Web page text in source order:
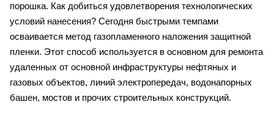
порошка. Как добиться удовлетворения технологических
условий нанесения? Сегодня быстрыми темпами
осваивается метод газопламенного наложения защитной
пленки. Этот способ используется в основном для ремонта
удаленных от основной инфраструктуры нефтяных и
газовых объектов, линий электропередач, водонапорных
башен, мостов и прочих строительных конструкций.